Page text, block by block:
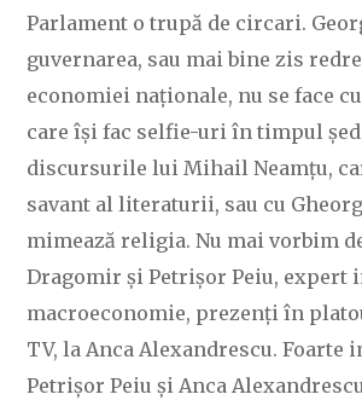
Parlament o trupă de circari.
guvernarea, sau mai bine zis
economiei naționale, nu se face
care își fac selfie-uri în timpul
discursurile lui Mihail Neamțu,
savant al literaturii, sau cu
mimează religia. Nu mai vorbim
Dragomir și Petrișor Peiu, expert
macroeconomie, prezenți în
TV, la Anca Alexandrescu. Foarte
Petrișor Peiu și Anca